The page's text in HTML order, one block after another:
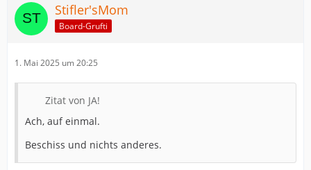
Stifler'sMom
Board-Grufti
1. Mai 2025 um 20:25
Zitat von JA!
Ach, auf einmal.
Beschiss und nichts anderes.